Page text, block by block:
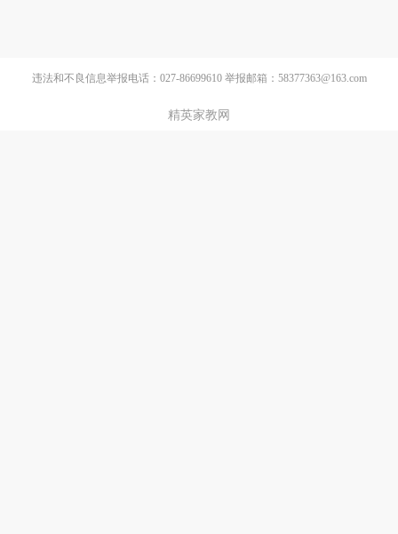
违法和不良信息举报电话：027-86699610 举报邮箱：58377363@163.com
精英家教网